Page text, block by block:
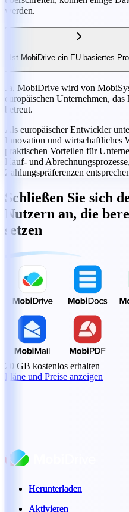
werden.
Ist MobiDrive ein EU-basiertes
Ja. MobiDrive wird von
europäischen Unternehmen,
betreut.
Als europäischer Entwickler
Innovation und wirtschaftliches
praktischen Vorteilen für
Kauf- und
Zahlungspräferenzen
Schließen Sie sich
Nutzern an, die
setzen
20 GB kostenlos erhalten
Pläne und Preise anzeigen
Herunterladen
Aktivieren
Herunterladen
Aktivieren